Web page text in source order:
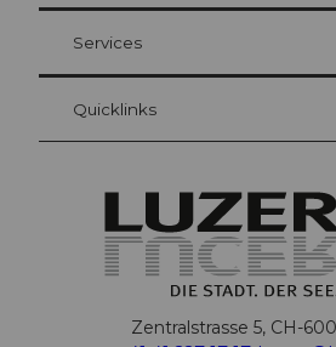
Carte d’hôte Lucerne
Vos avantages en tant qu'hôte pour la nuit
Services
Quicklinks
Zentralstrasse 5, CH-